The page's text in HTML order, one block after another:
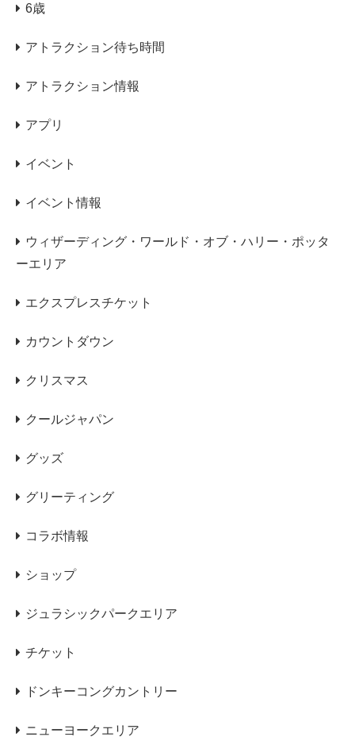
6歳
アトラクション待ち時間
アトラクション情報
アプリ
イベント
イベント情報
ウィザーディング・ワールド・オブ・ハリー・ポッタ
ーエリア
エクスプレスチケット
カウントダウン
クリスマス
クールジャパン
グッズ
グリーティング
コラボ情報
ショップ
ジュラシックパークエリア
チケット
ドンキーコングカントリー
ニューヨークエリア